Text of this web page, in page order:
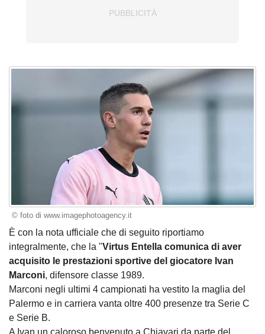
© foto di www.imagephotoagency.it
È con la nota ufficiale che di seguito riportiamo
integralmente, che la "Virtus Entella comunica di aver
acquisito le prestazioni sportive del giocatore Ivan
Marconi, difensore classe 1989.
Marconi negli ultimi 4 campionati ha vestito la maglia del
Palermo e in carriera vanta oltre 400 presenze tra Serie C
e Serie B.
A Ivan un caloroso benvenuto a Chiavari da parte del